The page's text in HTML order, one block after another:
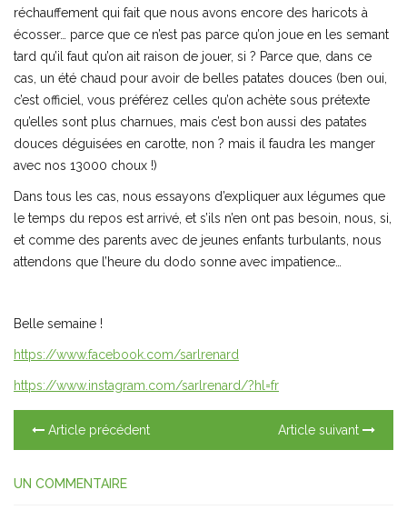
réchauffement qui fait que nous avons encore des haricots à
écosser… parce que ce n’est pas parce qu’on joue en les semant
tard qu’il faut qu’on ait raison de jouer, si ? Parce que, dans ce
cas, un été chaud pour avoir de belles patates douces (ben oui,
c’est officiel, vous préférez celles qu’on achète sous prétexte
qu’elles sont plus charnues, mais c’est bon aussi des patates
douces déguisées en carotte, non ? mais il faudra les manger
avec nos 13000 choux !)
Dans tous les cas, nous essayons d’expliquer aux légumes que
le temps du repos est arrivé, et s’ils n’en ont pas besoin, nous, si,
et comme des parents avec de jeunes enfants turbulants, nous
attendons que l’heure du dodo sonne avec impatience…
Belle semaine !
https://www.facebook.com/sarlrenard
https://www.instagram.com/sarlrenard/?hl=fr
Article précédent Article suivant
UN COMMENTAIRE